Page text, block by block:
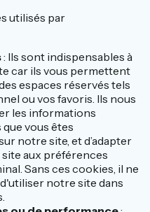
utilisés par
: Ils sont indispensables à
car ils vous permettent
espaces réservés tels
ou vos favoris. Ils nous
les informations
que vous êtes
notre site, et d’adapter
site aux préférences
Sans ces cookies, il ne
d'utiliser notre site dans